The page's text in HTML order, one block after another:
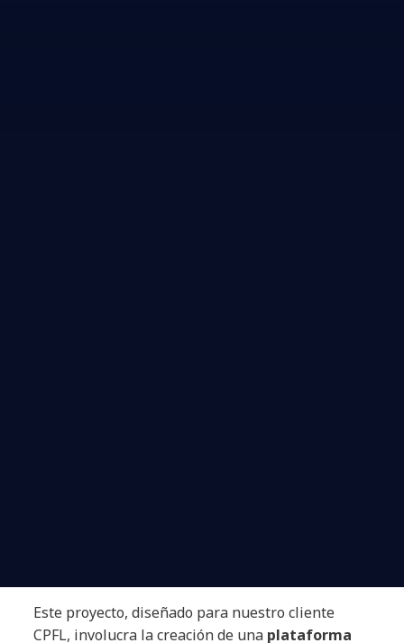
Este proyecto, diseñado para nuestro cliente
CPFL, involucra la creación de una plataforma